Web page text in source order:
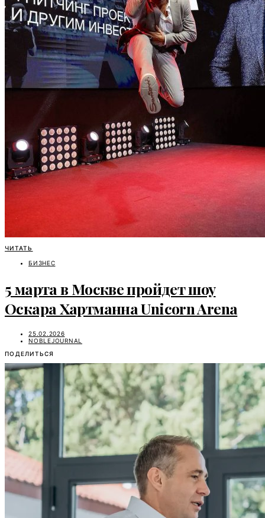
ЧИТАТЬ
БИЗНЕС
5 марта в Москве пройдет шоу
Оскара Хартманна Unicorn Arena
25.02.2026
NOBLEJOURNAL